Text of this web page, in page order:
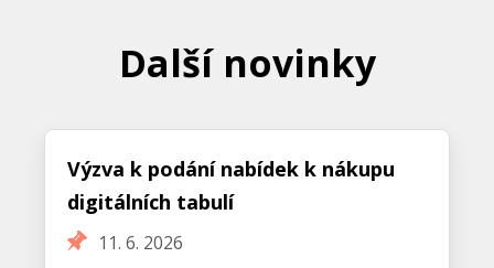
Další novinky
Výzva k podání nabídek k nákupu
digitálních tabulí
11. 6. 2026